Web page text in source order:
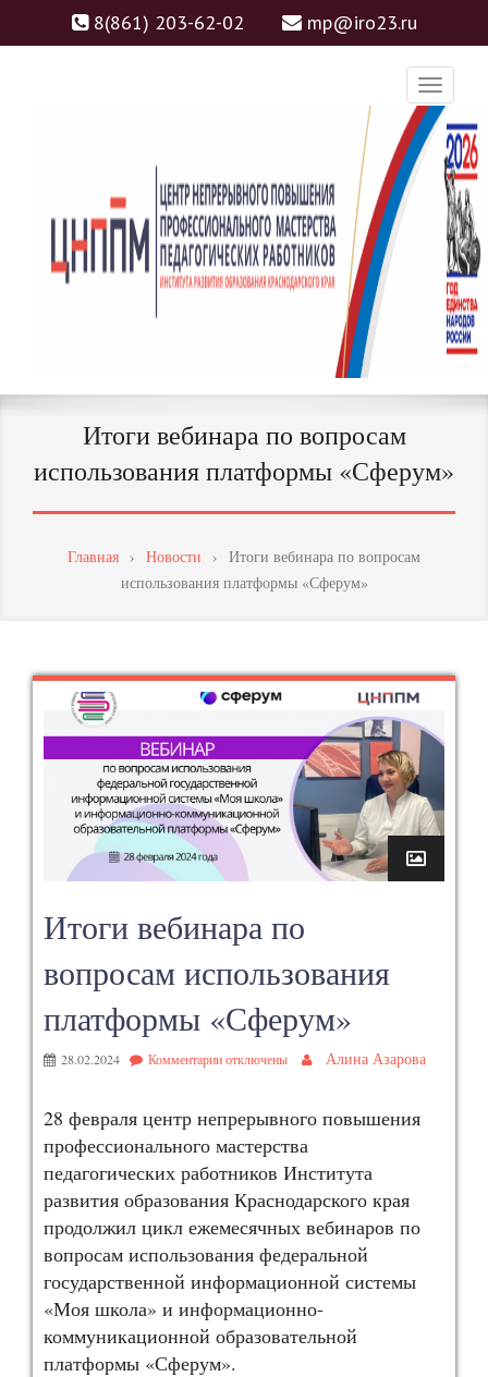
8(861) 203-62-02 mp@iro23.ru
ЦЕНТР НЕПРЕРЫВНОГО
ПОВЫШЕНИЯ
ПРОФЕССИОНАЛЬНОГО
МАСТЕРСТВА
ПЕДАГОГИЧЕСКИХ
РАБОТНИКОВ
ЦНППМ
Итоги вебинара по вопросам
использования платформы «Сферум»
Главная › Новости › Итоги вебинара по вопросам
использования платформы «Сферум»
Итоги вебинара по
вопросам использования
платформы «Сферум»
28.02.2024 Комментарииотключены Алина Азарова
28 февраля центр непрерывного повышения
профессионального мастерства
педагогических работников Института
развития образования Краснодарского края
продолжил цикл ежемесячных вебинаров по
вопросам использования федеральной
государственной информационной системы
«Моя школа» и информационно-
коммуникационной образовательной
платформы «Сферум».